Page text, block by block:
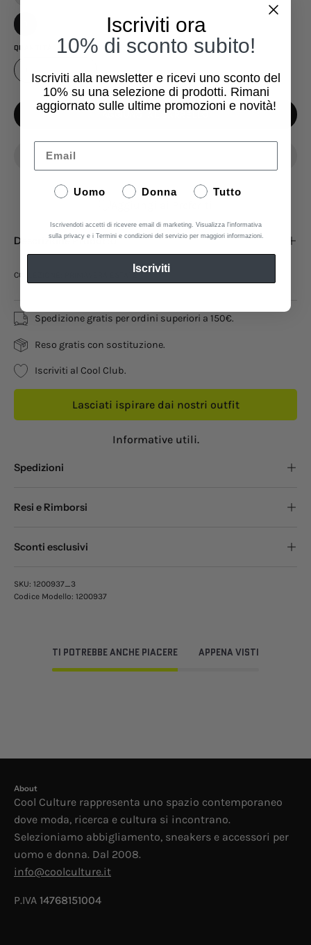
QUANTITÀ
AGGIUNGI AL CARRELLO
Descrizione Prodotto
COLLEZIONE: PRIMAVERA ESTATE
Spedizione gratis per ordini superiori a 150€.
Reso gratis con sostituzione.
Iscriviti al Cool Club.
Lasciati ispirare dai nostri outfit
Informative utili.
Spedizioni
Resi e Rimborsi
Sconti esclusivi
SKU: 1200937_3
Codice Modello: 1200937
TI POTREBBE ANCHE PIACERE APPENA VISTI
About
Cool Culture rappresenta uno spazio contemporaneo
dove moda, ricerca e cultura si incontrano.
Selezioniamo abbigliamento, sneakers e accessori per
uomo e donna. Dal 2008.
info@coolculture.it
P.IVA 14768151004
Iscriviti ora
10% di sconto subito!
Iscriviti alla newsletter e ricevi uno sconto del
10% su una selezione di prodotti. Rimani
aggiornato sulle ultime promozioni e novità!
Email
Uomo Donna Tutto
Iscrivendoti accetti di ricevere email di marketing. Visualizza l'informativa
sulla privacy e i Termini e condizioni del servizio per maggiori informazioni.
Iscriviti